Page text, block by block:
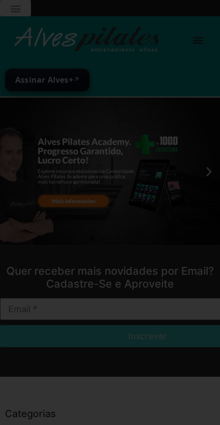
Assinar Alves+ ↗
Quer receber mais novidades por Email?
Cadastre-Se e Aproveite
Categorias